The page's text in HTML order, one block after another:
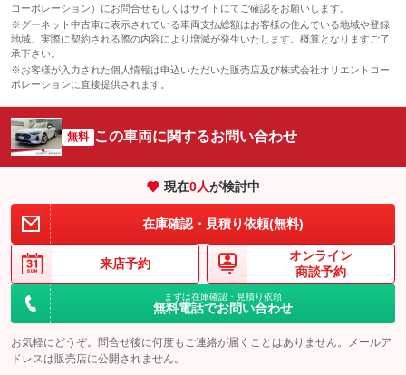
コーポレーション）にお問合せもしくはサイトにてご確認をお願いします。
※グーネット中古車に表示されている車両支払総額はお客様の住んでいる地域や登録
地域、実際に契約される際の内容により増減が発生いたします。概算となりますご了
承下さい。
※お客様が入力された個人情報は申込いただいた販売店及び株式会社オリエントコー
ポレーションに直接提供されます。
無料 この車両に関するお問い合わせ
現在0人が検討中
在庫確認・見積り依頼(無料)
来店予約
オンライン
商談予約
まずは在庫確認・見積り依頼
無料電話でお問い合わせ
お気軽にどうぞ。問合せ後に何度もご連絡が届くことはありません。メールア
ドレスは販売店に公開されません。